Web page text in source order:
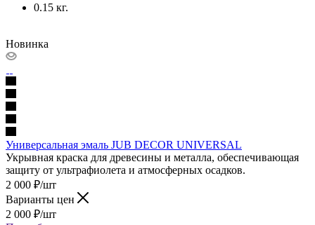
0.15 кг.
Новинка
Универсальная эмаль JUB DECOR UNIVERSAL
Укрывная краска для древесины и металла, обеспечивающая
защиту от ультрафиолета и атмосферных осадков.
2 000 ₽/шт
Варианты цен
2 000 ₽/шт